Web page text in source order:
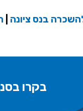
בנס ציונה
בקרו